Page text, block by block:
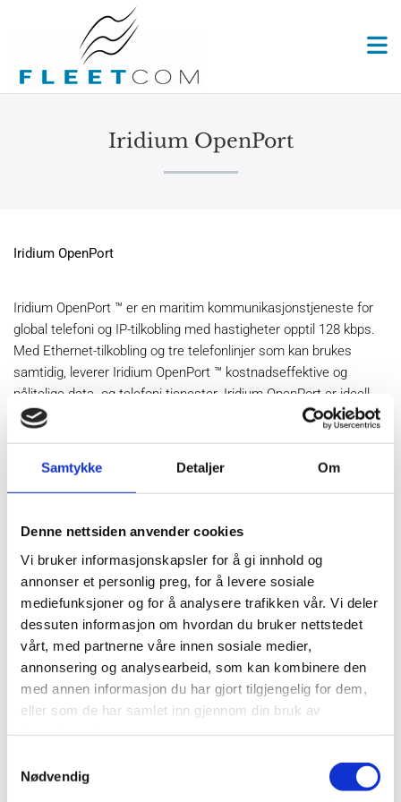
Samtykke Detaljer Om
Denne nettsiden anvender cookies
Vi bruker informasjonskapsler for å gi innhold og
annonser et personlig preg, for å levere sosiale
mediefunksjoner og for å analysere trafikken vår. Vi deler
dessuten informasjon om hvordan du bruker nettstedet
vårt, med partnerne våre innen sosiale medier,
annonsering og analysearbeid, som kan kombinere den
med annen informasjon du har gjort tilgjengelig for dem,
eller som de har samlet inn gjennom din bruk av
Nødvendig
Iridium OpenPort
Iridium OpenPort
Iridium OpenPort ™ er en maritim kommunikasjonstjeneste for
global telefoni og IP-tilkobling med hastigheter opptil 128 kbps.
Med Ethernet-tilkobling og tre telefonlinjer som kan brukes
samtidig, leverer Iridium OpenPort ™ kostnadseffektive og
pålitelige data- og telefoni-tjenester. Iridium OpenPort er ideell
for handelsskip, fiske, seiling, og shipping flåter.
IP-tilkobling for data
Liten vekt og lav-profil antenne
Enkel installasjon
Global dekning inkl. polene
Vennligst kontakt oss for mere informasjon og priser